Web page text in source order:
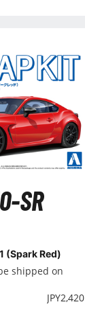
SR
(Spark Red)
shipped on
JPY2,420